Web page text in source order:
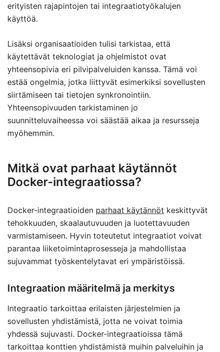
erityisten rajapintojen tai integraatiotyökalujen
käyttöä.
Lisäksi organisaatioiden tulisi tarkistaa, että
käytettävät teknologiat ja ohjelmistot ovat
yhteensopivia eri pilvipalveluiden kanssa. Tämä voi
estää ongelmia, jotka liittyvät esimerkiksi sovellusten
siirtämiseen tai tietojen synkronointiin.
Yhteensopivuuden tarkistaminen jo
suunnitteluvaiheessa voi säästää aikaa ja resursseja
myöhemmin.
Mitkä ovat parhaat käytännöt
Docker-integraatiossa?
Docker-integraatioiden parhaat käytännöt keskittyvät
tehokkuuden, skaalautuvuuden ja luotettavuuden
varmistamiseen. Hyvin toteutetut integraatiot voivat
parantaa liiketoimintaprosesseja ja mahdollistaa
sujuvammat työskentelytavat eri ympäristöissä.
Integraation määritelmä ja merkitys
Integraatio tarkoittaa erilaisten järjestelmien ja
sovellusten yhdistämistä, jotta ne voivat toimia
yhdessä sujuvasti. Docker-integraatioissa tämä
tarkoittaa konttien yhdistämistä muihin palveluihin ja